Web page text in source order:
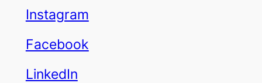
Instagram
Facebook
LinkedIn